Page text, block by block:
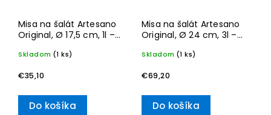
Misa na šalát Artesano
Original, Ø 17,5 cm, 1l –
Skladom (1 ks)
€35,10
Do košíka
Misa na šalát Artesano
Original, Ø 24 cm, 3l –
Skladom (1 ks)
€69,20
Do košíka